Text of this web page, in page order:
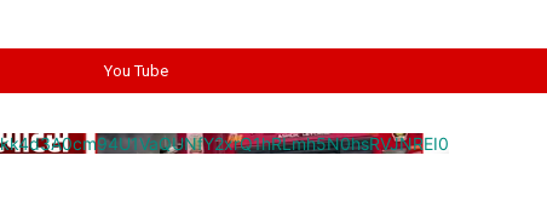
You Tube